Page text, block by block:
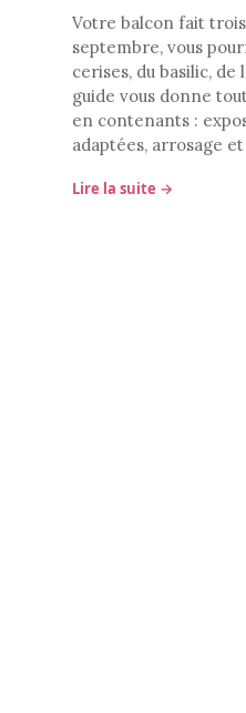
Votre balcon fait
septembre, vous
cerises, du basilic,
guide vous donne
en contenants :
adaptées, arrosage
Lire la suite →